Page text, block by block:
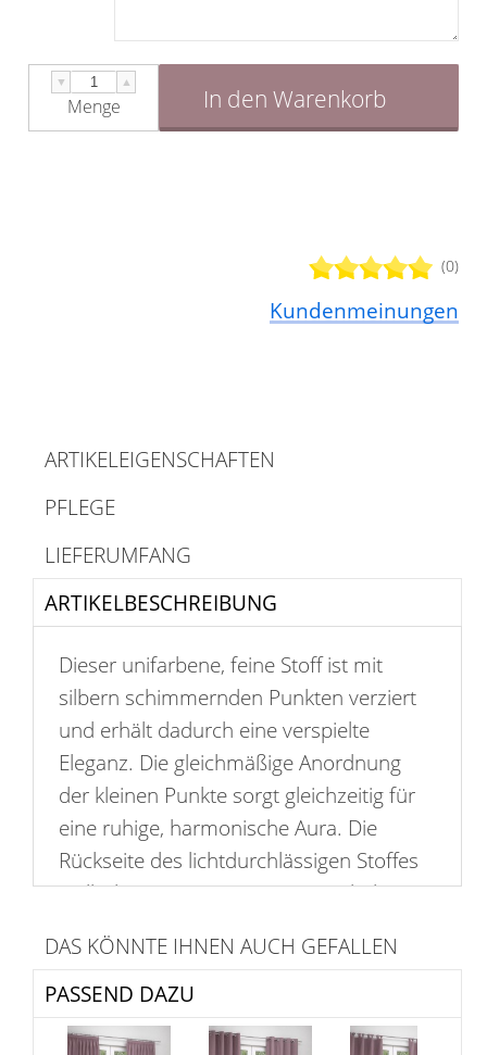
(0)
Kundenmeinungen
▼ ▲
Menge In den Warenkorb
ARTIKELBESCHREIBUNG
ARTIKELEIGENSCHAFTEN
PFLEGE
LIEFERUMFANG
Dieser unifarbene, feine Stoff ist mit
silbern schimmernden Punkten verziert
und erhält dadurch eine verspielte
Eleganz. Die gleichmäßige Anordnung
der kleinen Punkte sorgt gleichzeitig für
eine ruhige, harmonische Aura. Die
Rückseite des lichtdurchlässigen Stoffes
stellt das Muster in Negativ-Optik dar,
Looks. Indem Sie mit Abstufungen der
Farben spielen und durch unifarbene
Deko-Elemente das Muster für sich
PASSEND DAZU
DAS KÖNNTE IHNEN AUCH GEFALLEN